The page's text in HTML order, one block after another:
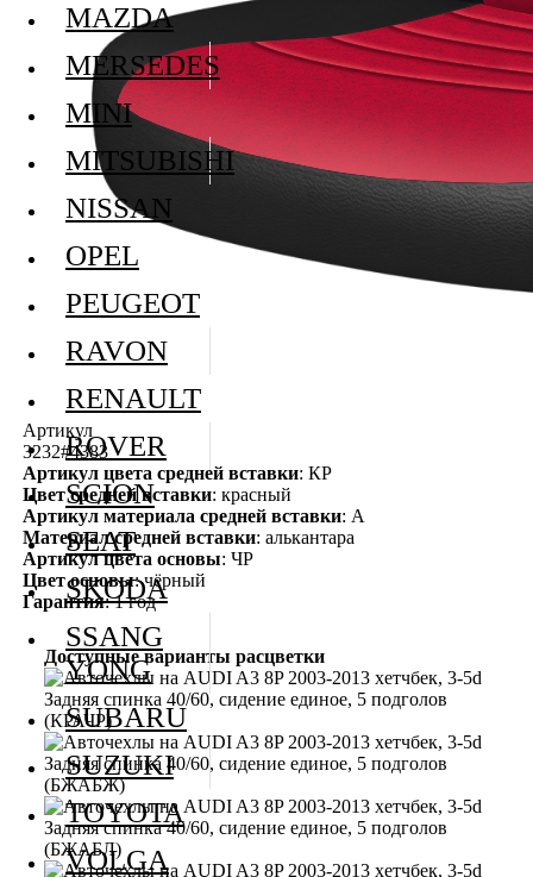
Артикул
3232#4383
Артикул цвета средней вставки: КР
Цвет средней вставки: красный
Артикул материала средней вставки: А
Материал средней вставки: алькантара
Артикул цвета основы: ЧР
Цвет основы: чёрный
Гарантия: 1 год
Доступные варианты расцветки
MAZDA
MERSEDES
MINI
MITSUBISHI
NISSAN
OPEL
PEUGEOT
RAVON
RENAULT
ROVER
SCION
SEAT
SKODA
SSANG
YONG
SUBARU
SUZUKI
TOYOTA
VOLGA